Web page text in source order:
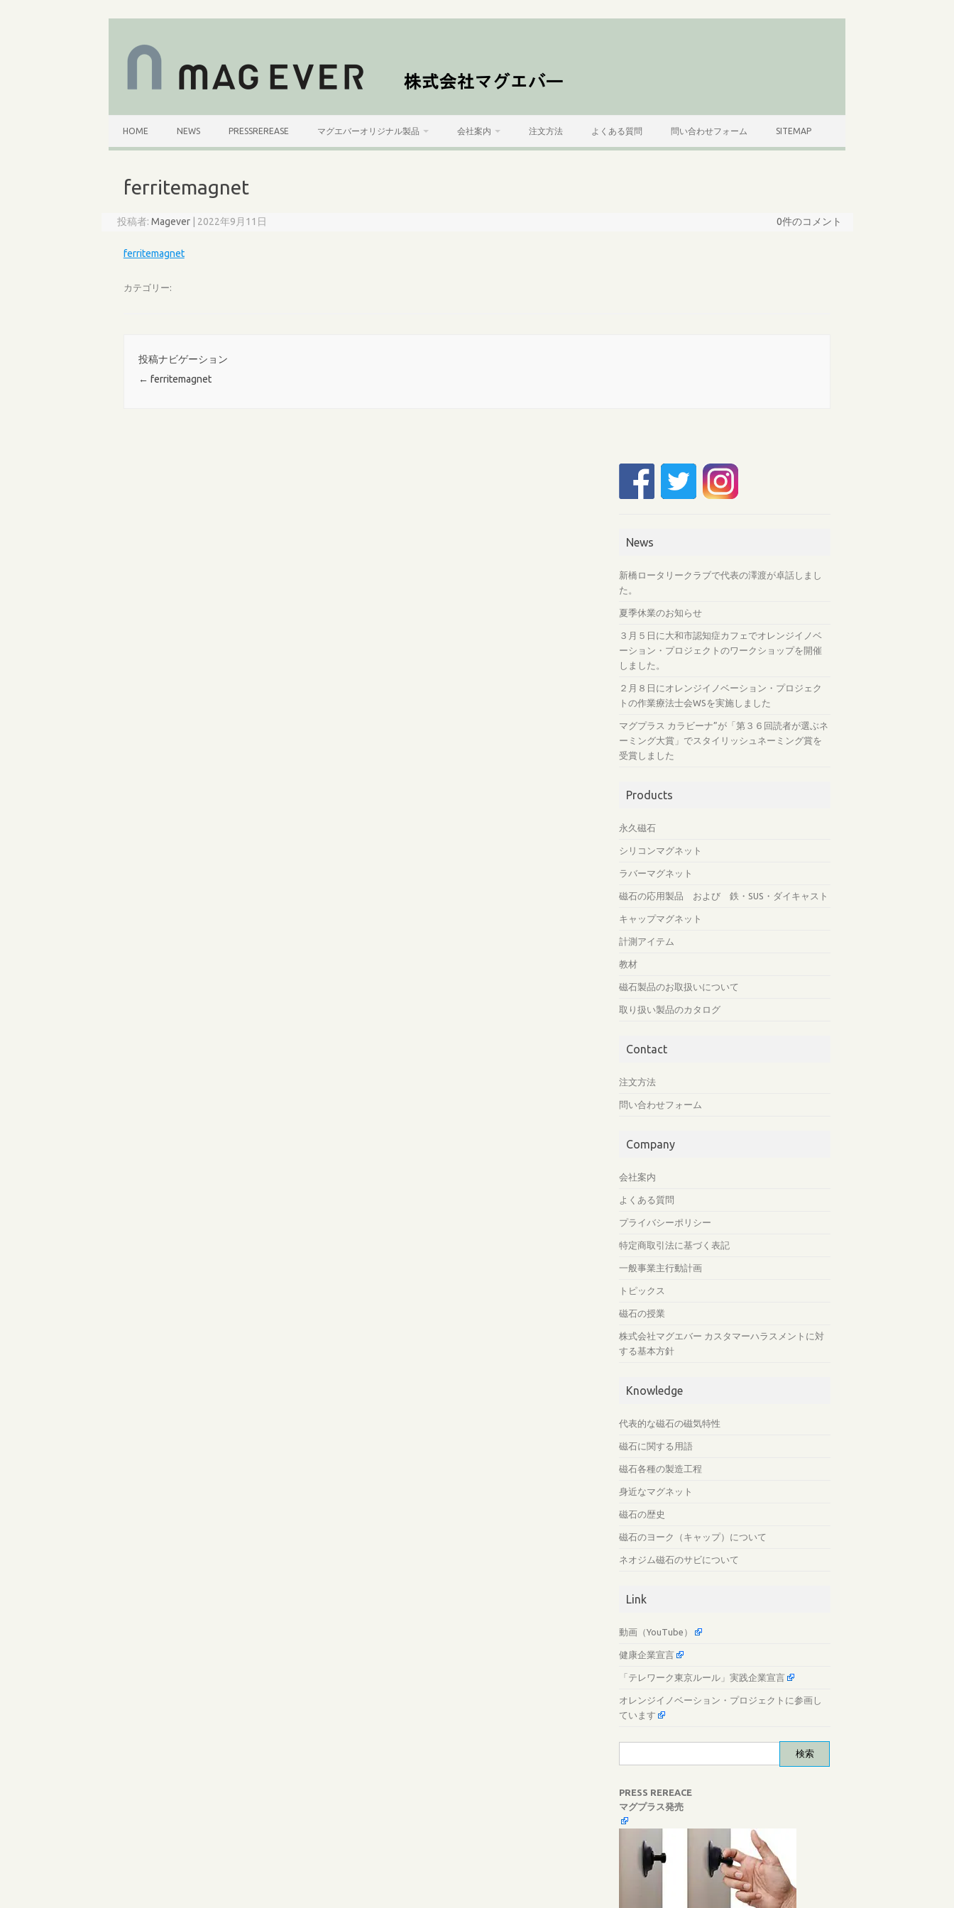
コ
HOME NEWS PRESSREREASE マグエバーオリジナル製品 会社案内 注文方法 よくある質問 問い合わせフォーム SITEMAP
ferritemagnet
投稿者: Magever 2022年9月11日 0件のコメント
ferritemagnet
カテゴリー:
投稿ナビゲーション
← ferritemagnet
News
新橋ロータリークラブで代表の澤渡が卓話しまし
た。
夏季休業のお知らせ
３月５日に大和市認知症カフェでオレンジイノベ
ーション・プロジェクトのワークショップを開催
しました。
２月８日にオレンジイノベーション・プロジェク
トの作業療法士会WSを実施しました
マグプラス カラビーナ”が「第３６回読者が選ぶネ
ーミング大賞」でスタイリッシュネーミング賞を
受賞しました
Products
永久磁石
シリコンマグネット
ラバーマグネット
磁石の応用製品 および 鉄・SUS・ダイキャスト
キャップマグネット
計測アイテム
教材
磁石製品のお取扱いについて
取り扱い製品のカタログ
Contact
注文方法
問い合わせフォーム
Company
会社案内
よくある質問
プライバシーポリシー
特定商取引法に基づく表記
一般事業主行動計画
トピックス
磁石の授業
株式会社マグエバー カスタマーハラスメントに対
する基本方針
Knowledge
代表的な磁石の磁気特性
磁石に関する用語
磁石各種の製造工程
身近なマグネット
磁石の歴史
磁石のヨーク（キャップ）について
ネオジム磁石のサビについて
Link
動画（YouTube）
健康企業宣言
「テレワーク東京ルール」実践企業宣言
オレンジイノベーション・プロジェクトに参画し
ています
索:
PRESS REREACE
マグプラス発売